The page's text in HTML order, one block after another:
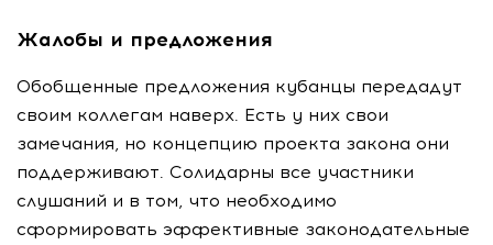
Жалобы и предложения
Обобщенные предложения кубанцы передадут
своим коллегам наверх. Есть у них свои
замечания, но концепцию проекта закона они
поддерживают. Солидарны все участники
слушаний и в том, что необходимо
сформировать эффективные законодательные